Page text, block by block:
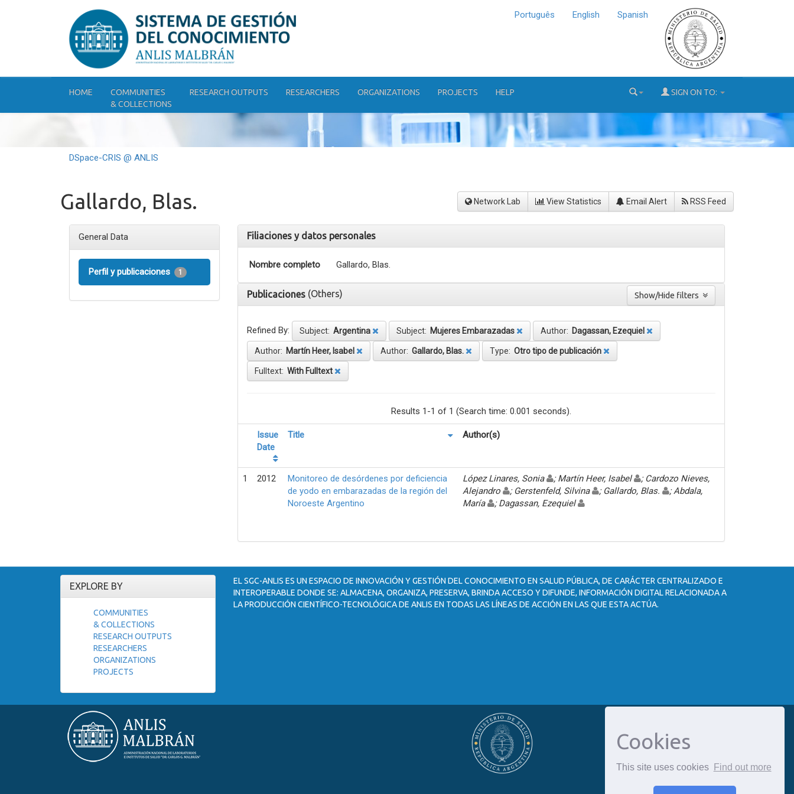
Cookies
This site uses cookies Find out more
Português English Spanish
HOME
COMMUNITIES
& COLLECTIONS
RESEARCH OUTPUTS RESEARCHERS ORGANIZATIONS PROJECTS HELP SIGN ON TO:
DSpace-CRIS @ ANLIS
Gallardo, Blas. Network Lab View Statistics Email Alert RSS Feed
General Data
Perfil y publicaciones 1
Filiaciones y datos personales
Nombre completo Gallardo, Blas.
Publicaciones (Others)
Refined By: Subject: Argentina Subject: Mujeres Embarazadas Author: Dagassan, Ezequiel
Author: Martín Heer, Isabel Author: Gallardo, Blas. Type: Otro tipo de publicación
Fulltext: With Fulltext
Results 1-1 of 1 (Search time: 0.001 seconds).
Issue
Date
Title Author(s)
1 2012
Monitoreo de desórdenes por deficiencia
de yodo en embarazadas de la región del
Noroeste Argentino
López Linares, Sonia ; Martín Heer, Isabel
; Cardozo Nieves,
Alejandro
; Gerstenfeld, Silvina ; Gallardo, Blas.
; Abdala,
María
; Dagassan, Ezequiel
EXPLORE BY
COMMUNITIES
& COLLECTIONS
RESEARCH OUTPUTS
RESEARCHERS
ORGANIZATIONS
PROJECTS
EL SGC-ANLIS ES UN ESPACIO DE INNOVACIÓN Y GESTIÓN DEL CONOCIMIENTO EN SALUD PÚBLICA, DE CARÁCTER CENTRALIZADO E
INTEROPERABLE DONDE SE: ALMACENA, ORGANIZA, PRESERVA, BRINDA ACCESO Y DIFUNDE, INFORMACIÓN DIGITAL RELACIONADA A
LA PRODUCCIÓN CIENTÍFICO-TECNOLÓGICA DE ANLIS EN TODAS LAS LÍNEAS DE ACCIÓN EN LAS QUE ESTA ACTÚA.